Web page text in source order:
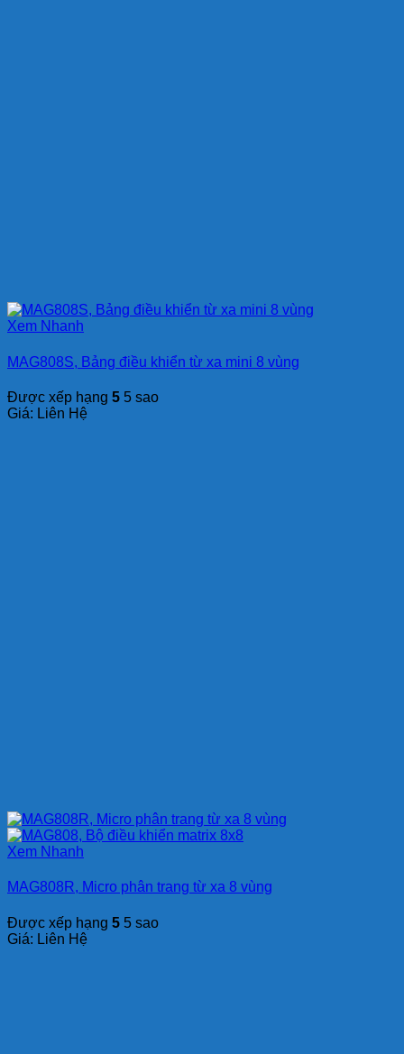
Xem Nhanh
MAG808S, Bảng điều khiển từ xa mini 8 vùng
Được xếp hạng 5 5 sao
Giá: Liên Hệ
Xem Nhanh
MAG808R, Micro phân trang từ xa 8 vùng
Được xếp hạng 5 5 sao
Giá: Liên Hệ